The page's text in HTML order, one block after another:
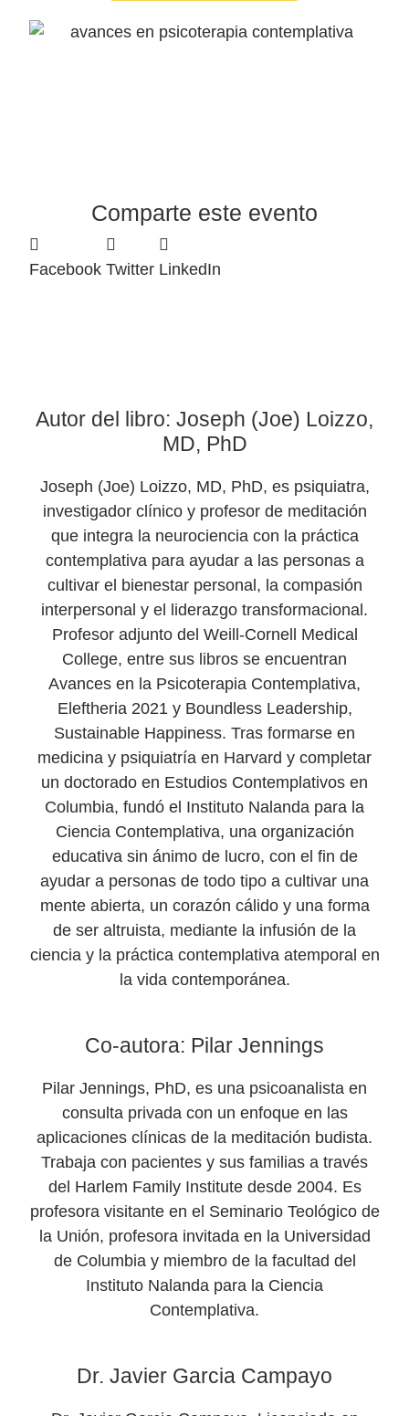
Comparte este evento
Facebook Twitter LinkedIn
Autor del libro: Joseph (Joe) Loizzo,
MD, PhD
Joseph (Joe) Loizzo, MD, PhD, es psiquiatra,
investigador clínico y profesor de meditación
que integra la neurociencia con la práctica
contemplativa para ayudar a las personas a
cultivar el bienestar personal, la compasión
interpersonal y el liderazgo transformacional.
Profesor adjunto del Weill-Cornell Medical
College, entre sus libros se encuentran
Avances en la Psicoterapia Contemplativa,
Eleftheria 2021 y Boundless Leadership,
Sustainable Happiness. Tras formarse en
medicina y psiquiatría en Harvard y completar
un doctorado en Estudios Contemplativos en
Columbia, fundó el Instituto Nalanda para la
Ciencia Contemplativa, una organización
educativa sin ánimo de lucro, con el fin de
ayudar a personas de todo tipo a cultivar una
mente abierta, un corazón cálido y una forma
de ser altruista, mediante la infusión de la
ciencia y la práctica contemplativa atemporal en
la vida contemporánea.
Co-autora: Pilar Jennings
Pilar Jennings, PhD, es una psicoanalista en
consulta privada con un enfoque en las
aplicaciones clínicas de la meditación budista.
Trabaja con pacientes y sus familias a través
del Harlem Family Institute desde 2004. Es
profesora visitante en el Seminario Teológico de
la Unión, profesora invitada en la Universidad
de Columbia y miembro de la facultad del
Instituto Nalanda para la Ciencia
Contemplativa.
Dr. Javier Garcia Campayo